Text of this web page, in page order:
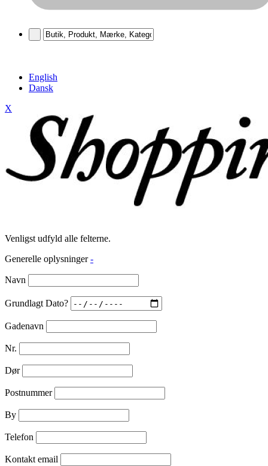
English
Dansk
X
Venligst udfyld alle felterne.
Generelle oplysninger -
Navn
Grundlagt Dato?
Gadenavn
Nr.
Dør
Postnummer
By
Telefon
Kontakt email